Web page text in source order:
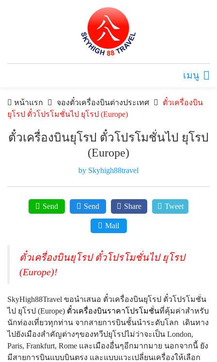
เมนู
หน้าแรก จองตั๋วเครื่องบินต่างประเทศ
ตั๋วเครื่องบิน
ยุโรป ตั๋วโปรโมชั่นไป ยุโรป (Europe)
ตั๋วเครื่องบินยุโรป ตั๋วโปรโมชั่นไป ยุโรป
(Europe)
by Skyhigh88travel
Send Send Share Tweet
Mail
ตั๋วเครื่องบินยุโรป ตั๋วโปรโมชั่นไป ยุโรป
(Europe)!
SkyHigh88Travel ขอนำเสนอ ตั๋วเครื่องบินยุโรป ตั๋วโปรโมชั่น
ไป ยุโรป (Europe) ตั๋วเครื่องบินราคาโปรโมชั่นที่คุ้มค่าสำหรับ
นักท่องเที่ยวทุกท่าน จากสายการบินชั้นนำระดับโลก เดินทาง
ไปยังเมืองสำคัญต่างๆของทวีปยุโรปไม่ว่าจะเป็น London,
Paris, Frankfurt, Rome และเมืองอื่นๆอีกมากมาย นอกจากนี้ ยัง
มีสายการบินแบบบินตรง และแบบแวะเปลี่ยนเครื่องให้เลือก